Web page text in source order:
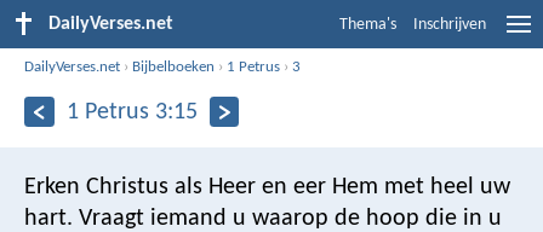
DailyVerses.net Thema's Inschrijven
DailyVerses.net › Bijbelboeken › 1 Petrus ›3
1 Petrus 3:15
Erken Christus als Heer en eer Hem met heel uw
hart. Vraagt iemand u waarop de hoop die in u